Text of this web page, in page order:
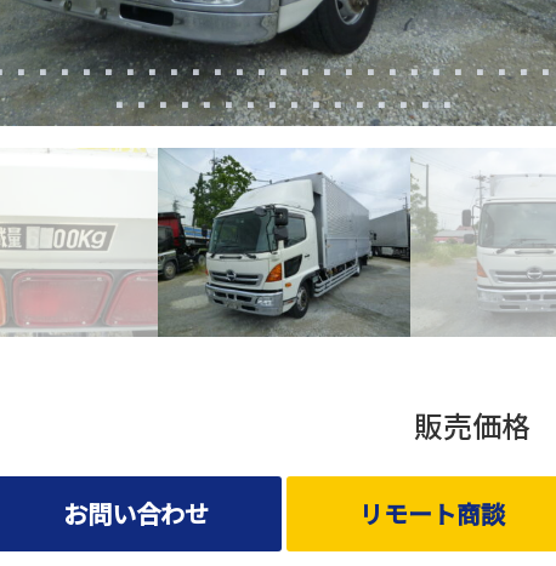
販売価格
お問い合わせ リモート商談